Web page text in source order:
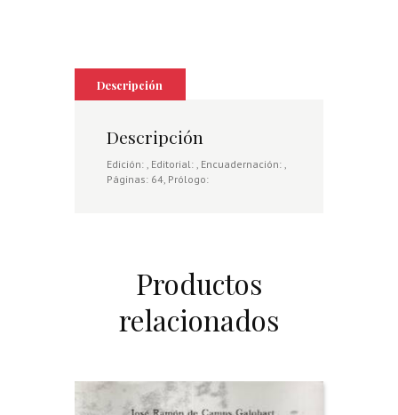
Descripción
Descripción
Edición: , Editorial: , Encuadernación: ,
Páginas: 64, Prólogo:
Productos
relacionados